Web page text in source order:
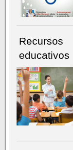
Recursos
educativos